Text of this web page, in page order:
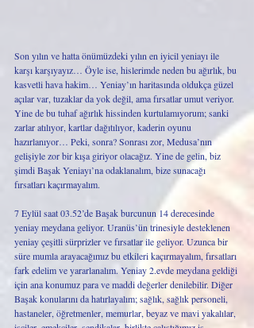
Son yılın ve hatta önümüzdeki yılın en iyicil yeniayı ile
karşı karşıyayız… Öyle ise, hislerimde neden bu ağırlık, bu
kasvetli hava hakim… Yeniay’ın haritasında oldukça güzel
açılar var, tuzaklar da yok değil, ama fırsatlar umut veriyor.
Yine de bu tuhaf ağırlık hissinden kurtulamıyorum; sanki
zarlar atılıyor, kartlar dağıtılıyor, kaderin oyunu
hazırlanıyor… Peki, sonra? Sonrası zor, Medusa’nın
gelişiyle zor bir kışa giriyor olacağız. Yine de gelin, biz
şimdi Başak Yeniayı’na odaklanalım, bize sunacağı
fırsatları kaçırmayalım.
7 Eylül saat 03.52’de Başak burcunun 14 derecesinde
yeniay meydana geliyor. Uranüs’ün trinesiyle desteklenen
yeniay çeşitli sürprizler ve fırsatlar ile geliyor. Uzunca bir
süre mumla arayacağımız bu etkileri kaçırmayalım, fırsatları
fark edelim ve yararlanalım. Yeniay 2.evde meydana geldiği
için ana konumuz para ve maddi değerler denilebilir. Diğer
Başak konularını da hatırlayalım; sağlık, sağlık personeli,
hastaneler, öğretmenler, memurlar, beyaz ve mavi yakalılar,